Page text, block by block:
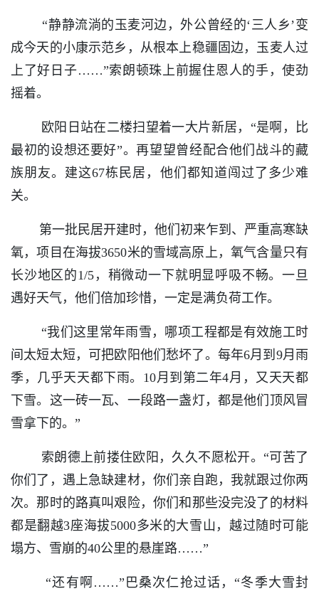
“静静流淌的玉麦河边，外公曾经的‘三人乡’变
成今天的小康示范乡，从根本上稳疆固边，玉麦人过
上了好日子……”索朗顿珠上前握住恩人的手，使劲
摇着。
欧阳日站在二楼扫望着一大片新居，“是啊，比
最初的设想还要好”。再望望曾经配合他们战斗的藏
族朋友。建这67栋民居，他们都知道闯过了多少难
关。
第一批民居开建时，他们初来乍到、严重高寒缺
氧，项目在海拔3650米的雪域高原上，氧气含量只有
长沙地区的1/5，稍微动一下就明显呼吸不畅。一旦
遇好天气，他们倍加珍惜，一定是满负荷工作。
“我们这里常年雨雪，哪项工程都是有效施工时
间太短太短，可把欧阳他们愁坏了。每年6月到9月雨
季，几乎天天都下雨。10月到第二年4月，又天天都
下雪。这一砖一瓦、一段路一盏灯，都是他们顶风冒
雪拿下的。”
索朗德上前搂住欧阳，久久不愿松开。“可苦了
你们了，遇上急缺建材，你们亲自跑，我就跟过你两
次。那时的路真叫艰险，你们和那些没完没了的材料
都是翻越3座海拔5000多米的大雪山，越过随时可能
塌方、雪崩的40公里的悬崖路……”
“还有啊……”巴桑次仁抢过话，“冬季大雪封